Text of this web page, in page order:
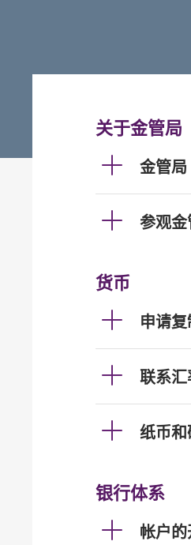
关于金管局
金管局
参观金
货币
申请
联系汇
纸币和
银行体系
帐户